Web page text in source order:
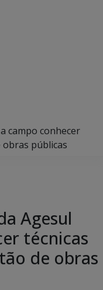
campo conhecer
obras públicas
Agesul
técnicas
de obras